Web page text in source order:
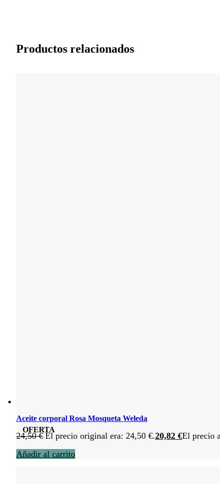
Productos relacionados
OFERTA
Aceite corporal Rosa Mosqueta Weleda
24,50€ El precio original era: 24,50 €.20,82 €El precio
Añadir al carrito